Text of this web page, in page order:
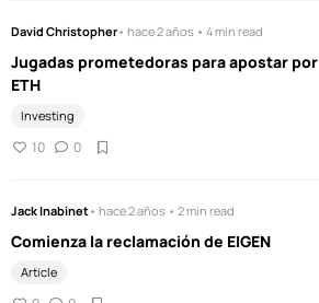
David Christopher• hace 2 años • 4 min read
Jugadas prometedoras para apostar por
ETH
Investing
10 0
Jack Inabinet• hace 2 años • 2 min read
Comienza la reclamación de EIGEN
Article